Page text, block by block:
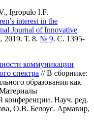
Igropulo I.F.
interest in the
Journal of Innovative
. 2019. Т. 8. № 9. С. 1395-
коммуникации
спектра // В сборнике:
образования как
конференции. Науч. ред.
О.В. Белоус. Армавир,